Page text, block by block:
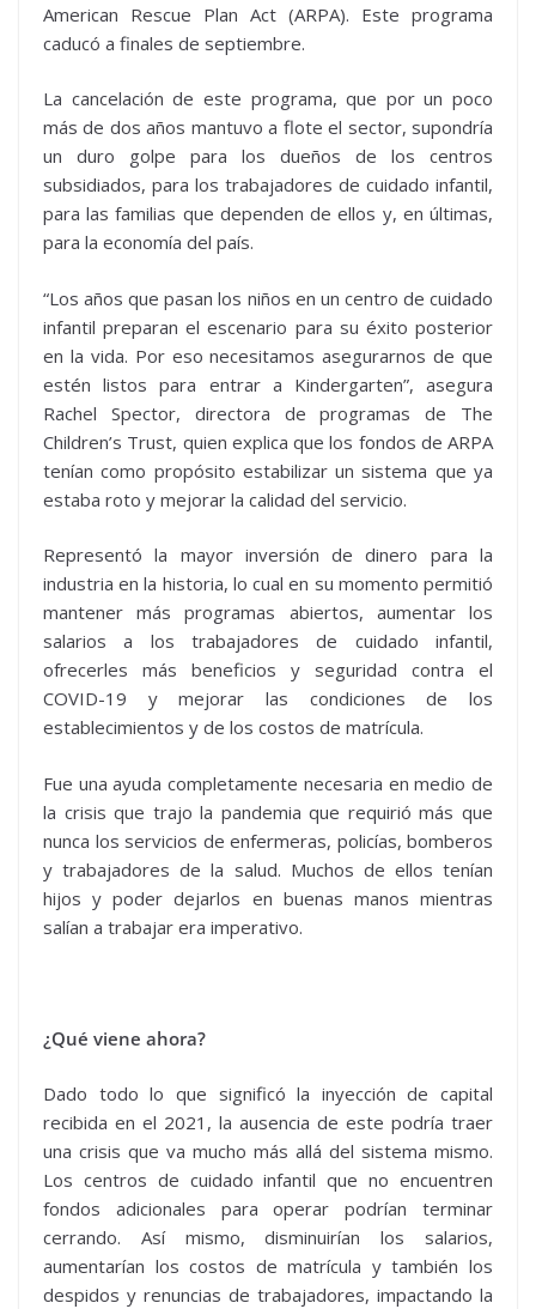
American Rescue Plan Act (ARPA). Este programa
caducó a finales de septiembre.
La cancelación de este programa, que por un poco
más de dos años mantuvo a flote el sector, supondría
un duro golpe para los dueños de los centros
subsidiados, para los trabajadores de cuidado infantil,
para las familias que dependen de ellos y, en últimas,
para la economía del país.
“Los años que pasan los niños en un centro de cuidado
infantil preparan el escenario para su éxito posterior
en la vida. Por eso necesitamos asegurarnos de que
estén listos para entrar a Kindergarten”, asegura
Rachel Spector, directora de programas de The
Children’s Trust, quien explica que los fondos de ARPA
tenían como propósito estabilizar un sistema que ya
estaba roto y mejorar la calidad del servicio.
Representó la mayor inversión de dinero para la
industria en la historia, lo cual en su momento permitió
mantener más programas abiertos, aumentar los
salarios a los trabajadores de cuidado infantil,
ofrecerles más beneficios y seguridad contra el
COVID-19 y mejorar las condiciones de los
establecimientos y de los costos de matrícula.
Fue una ayuda completamente necesaria en medio de
la crisis que trajo la pandemia que requirió más que
nunca los servicios de enfermeras, policías, bomberos
y trabajadores de la salud. Muchos de ellos tenían
hijos y poder dejarlos en buenas manos mientras
salían a trabajar era imperativo.
¿Qué viene ahora?
Dado todo lo que significó la inyección de capital
recibida en el 2021, la ausencia de este podría traer
una crisis que va mucho más allá del sistema mismo.
Los centros de cuidado infantil que no encuentren
fondos adicionales para operar podrían terminar
cerrando. Así mismo, disminuirían los salarios,
aumentarían los costos de matrícula y también los
despidos y renuncias de trabajadores, impactando la